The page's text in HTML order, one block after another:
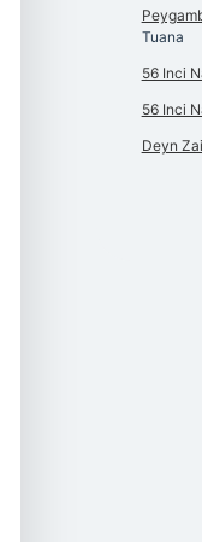
Tuana
56 Inci
56 Inci
Deyn